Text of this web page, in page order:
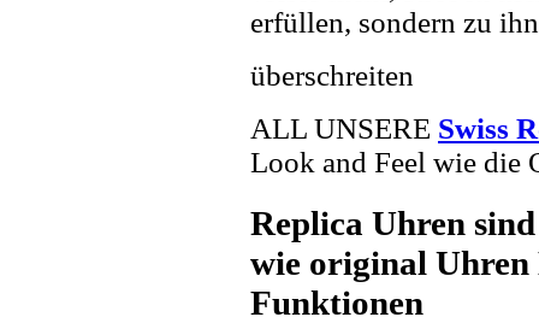
erfüllen, sondern zu
überschreiten
ALL UNSERE Swiss
Look and Feel wie die
Replica Uhren
wie original Uhren
Funktionen